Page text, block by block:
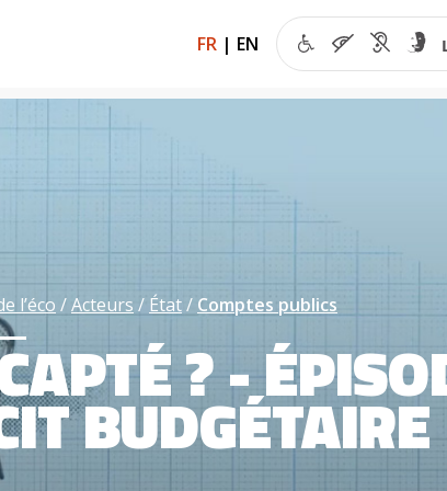
FR | EN
l’éco Acteurs État Comptes publics
? -
BUDGÉTAIRE